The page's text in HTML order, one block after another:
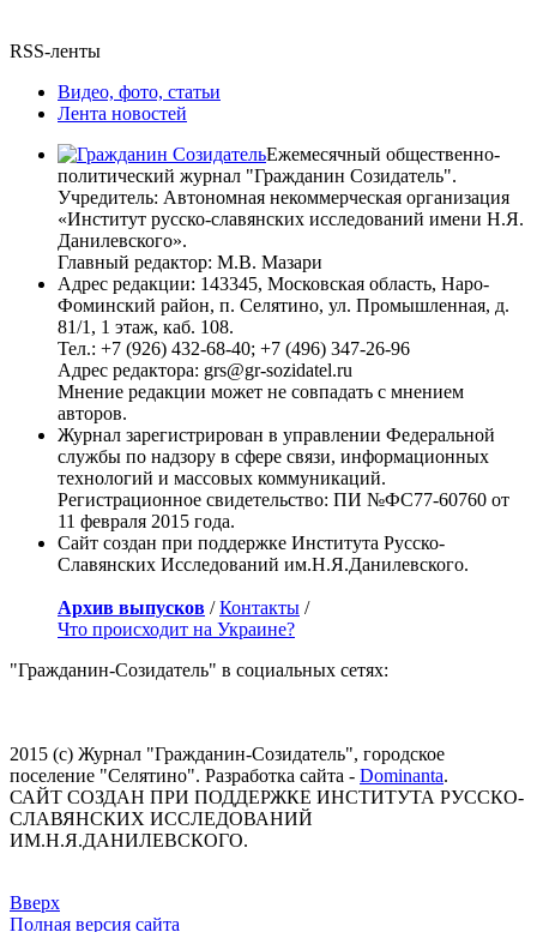
RSS-ленты
Видео, фото, статьи
Лента новостей
Ежемесячный общественно-
политический журнал "Гражданин Созидатель".
Учредитель: Автономная некоммерческая организация
«Институт русско-славянских исследований имени Н.Я.
Данилевского».
Главный редактор: М.В. Мазари
Адрес редакции: 143345, Московская область, Наро-
Фоминский район, п. Селятино, ул. Промышленная, д.
81/1, 1 этаж, каб. 108.
Тел.: +7 (926) 432-68-40; +7 (496) 347-26-96
Адрес редактора: grs@gr-sozidatel.ru
Мнение редакции может не совпадать с мнением
авторов.
Журнал зарегистрирован в управлении Федеральной
службы по надзору в сфере связи, информационных
технологий и массовых коммуникаций.
Регистрационное свидетельство: ПИ №ФС77-60760 от
11 февраля 2015 года.
Сайт создан при поддержке Института Русско-
Славянских Исследований им.Н.Я.Данилевского.
Архив выпусков /Контакты /
Что происходит на Украине?
"Гражданин-Созидатель" в социальных сетях:
2015 (с) Журнал "Гражданин-Созидатель", городское
поселение "Селятино". Разработка сайта - Dominanta.
САЙТ СОЗДАН ПРИ ПОДДЕРЖКЕ ИНСТИТУТА РУССКО-
СЛАВЯНСКИХ ИССЛЕДОВАНИЙ
ИМ.Н.Я.ДАНИЛЕВСКОГО.
Вверх
Полная версия сайта